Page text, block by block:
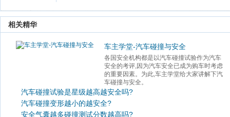
相关精华
车主学堂-汽车碰撞与安全
各国安全机构都是以汽车碰撞试验作为汽车
安全的考评,因为汽车安全已成为购车时考虑
的重要因素。为此,车主学堂给大家讲解下汽
车碰撞与安全。
汽车碰撞试验是星级越高越安全吗?
汽车碰撞变形越小的越安全?
安全气囊越多碰撞测试分数越高吗?